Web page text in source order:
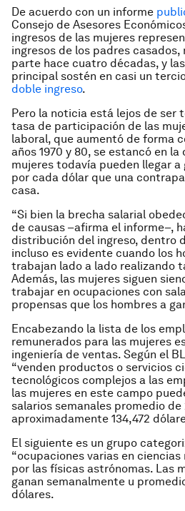
De acuerdo con un informe
Consejo de Asesores
ingresos de las mujeres
ingresos de los padres
parte hace cuatro décadas, y
principal sostén en casi un
doble ingreso.
Pero la noticia está lejos de ser
tasa de participación de las
laboral, que aumentó de forma
años 1970 y 80, se estancó en la
mujeres todavía pueden llegar a
por cada dólar que una
casa.
“Si bien la brecha salarial
de causas –afirma el informe–,
distribución del ingreso, dentro
incluso es evidente cuando los
trabajan lado a lado realizando
Además, las mujeres siguen
trabajar en ocupaciones con
propensas que los hombres a
Encabezando la lista de los
remunerados para las mujeres
ingeniería de ventas. Según el
“venden productos o servicios
tecnológicos complejos a las
las mujeres en este campo
salarios semanales promedio de
aproximadamente 134,472
El siguiente es un grupo
“ocupaciones varias en
por las físicas astrónomas. Las
ganan semanalmente u
dólares.